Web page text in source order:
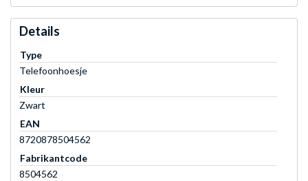
Details
Type
Telefoonhoesje
Kleur
Zwart
EAN
8720878504562
Fabrikantcode
8504562